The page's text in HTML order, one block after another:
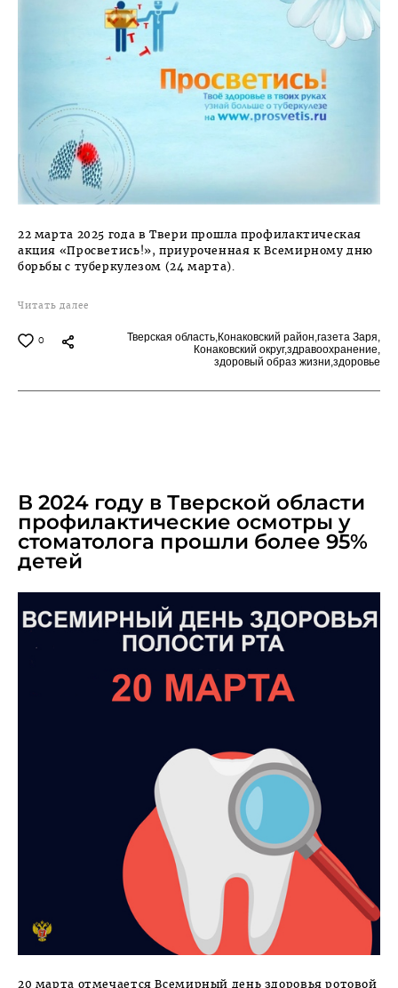
22 марта 2025 года в Твери прошла профилактическая
акция «Просветись!», приуроченная к Всемирному дню
борьбы с туберкулезом (24 марта).
Читать далее
0 Тверская область,Конаковский район,газета Заря,
Конаковский округ,здравоохранение,
здоровый образ жизни,здоровье
В 2024 году в Тверской области
профилактические осмотры у
стоматолога прошли более 95%
детей
20 марта отмечается Всемирный день здоровья ротовой